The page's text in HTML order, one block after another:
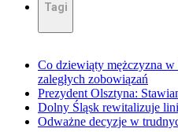
Tagi
Co dziewiąty mężczyzna w
zaległych zobowiązań
Prezydent Olsztyna:
Dolny Śląsk rewitalizuje
Odważne decyzje w